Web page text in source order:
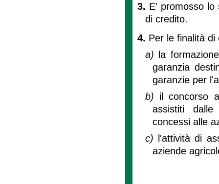
3. E' promosso lo
di credito.
4. Per le finalità
a)
la
garanzia
garanzie per
b) il concorso
assistiti
concessi alle
c)
l'attività di
aziende